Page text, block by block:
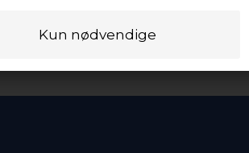
virkedager).